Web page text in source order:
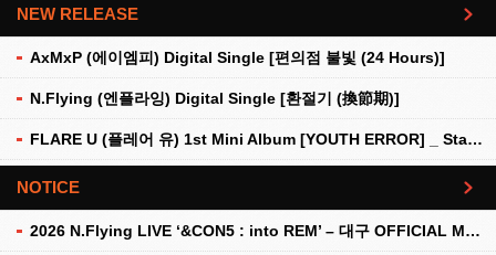
NEW RELEASE
AxMxP (에이엠피) Digital Single [편의점 불빛 (24 Hours)]
N.Flying (엔플라잉) Digital Single [환절기 (換節期)]
FLARE U (플레어 유) 1st Mini Album [YOUTH ERROR] _ Stationery Kit Ver.
더보기
NOTICE
2026 N.Flying LIVE ‘&CON5 : into REM’ – 대구 OFFICIAL MD 현장 판매 안내
더보기